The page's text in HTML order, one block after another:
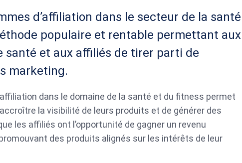
d’affiliation dans le secteur de la santé
populaire et rentable permettant aux
santé et aux affiliés de tirer parti de
marketing.
dans le domaine de la santé et du fitness permet
la visibilité de leurs produits et de générer des
les affiliés ont l’opportunité de gagner un revenu
des produits alignés sur les intérêts de leur